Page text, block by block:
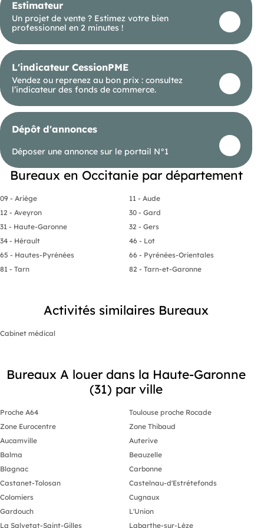
vidéosurveillance. Cet espace conviendra
parfaitement à une profession libérale, une
activité de conseil, un indépendant ou toute
un environnement propice au travail. Possibilité
par plusieurs activités, favorisant les échanges
tout en conservant l’indépendance de chacun.
Charges comprenant notamment l’entretien des
parties communes, l’eau et l’électricité selon
partir du 1er septembre 2026. Information
annonce : DPE NS indice et GES NS indice. Mlle(ID
Estimateur
Un projet de vente ? Estimez votre bien
professionnel en 2 minutes !
L'indicateur CessionPME
Vendez ou reprenez au bon prix : consultez
l’indicateur des fonds de commerce.
Dépôt d'annonces
Déposer une annonce sur le portail N°1
Bureaux en Occitanie par département
09 - Ariège
11 - Aude
12 - Aveyron
30 - Gard
31 - Haute-Garonne
32 - Gers
34 - Hérault
46 - Lot
65 - Hautes-Pyrénées
66 - Pyrénées-Orientales
81 - Tarn
82 - Tarn-et-Garonne
Activités similaires Bureaux
Cabinet médical
Bureaux A louer dans la Haute-Garonne
(31) par ville
Proche A64
Toulouse proche Rocade
Zone Eurocentre
Zone Thibaud
Aucamville
Auterive
Balma
Beauzelle
Blagnac
Carbonne
Castanet-Tolosan
Castelnau-d'Estrétefonds
Colomiers
Cugnaux
Gardouch
L'Union
La Salvetat-Saint-Gilles
Labarthe-sur-Lèze